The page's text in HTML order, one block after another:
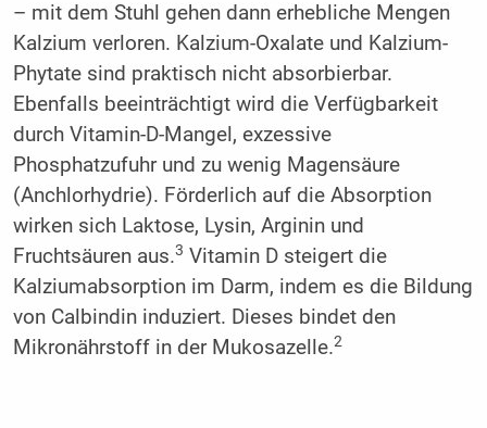
– mit dem Stuhl gehen dann erhebliche Mengen
Kalzium verloren. Kalzium-Oxalate und Kalzium-
Phytate sind praktisch nicht absorbierbar.
Ebenfalls beeinträchtigt wird die Verfügbarkeit
durch Vitamin-D-Mangel, exzessive
Phosphatzufuhr und zu wenig Magensäure
(Anchlorhydrie). Förderlich auf die Absorption
wirken sich Laktose, Lysin, Arginin und
Fruchtsäuren aus.3 Vitamin D steigert die
Kalziumabsorption im Darm, indem es die Bildung
von Calbindin induziert. Dieses bindet den
Mikronährstoff in der Mukosazelle.2